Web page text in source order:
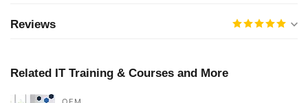
Reviews
Related IT Training & Courses and More